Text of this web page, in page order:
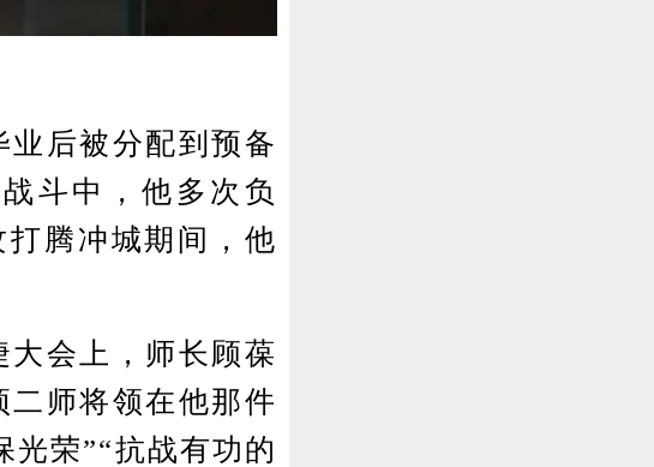
后被分配到预备
斗中，他多次负
腾冲城期间，他
会上，师长顾葆
师将领在他那件
光荣”“抗战有功的